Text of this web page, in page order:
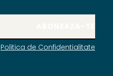
Politica de Confidentialitate